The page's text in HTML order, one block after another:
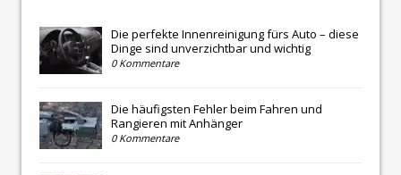
Die perfekte Innenreinigung fürs Auto – diese
Dinge sind unverzichtbar und wichtig
0 Kommentare
Die häufigsten Fehler beim Fahren und
Rangieren mit Anhänger
0 Kommentare